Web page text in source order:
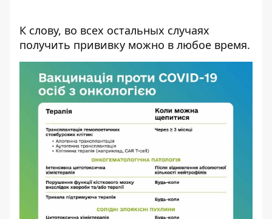
К слову, во всех остальных случаях
получить прививку можно в любое время.